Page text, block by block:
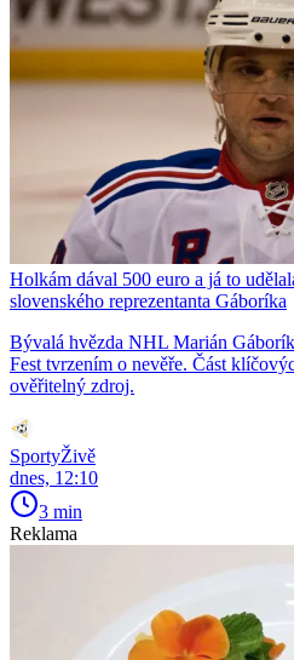
Holkám dával 500 euro a já to
slovenského reprezentanta Gáboríka
Bývalá hvězda NHL Marián
Fest tvrzením o nevěře. Část
ověřitelný zdroj.
SportyŽivě
dnes, 12:10
3 min
Reklama